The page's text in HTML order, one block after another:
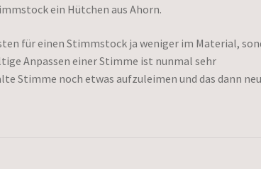
ein Hütchen aus Ahorn.
für einen Stimmstock ja weniger im Material,
Anpassen einer Stimme ist nunmal sehr
Stimme noch etwas aufzuleimen und das dann